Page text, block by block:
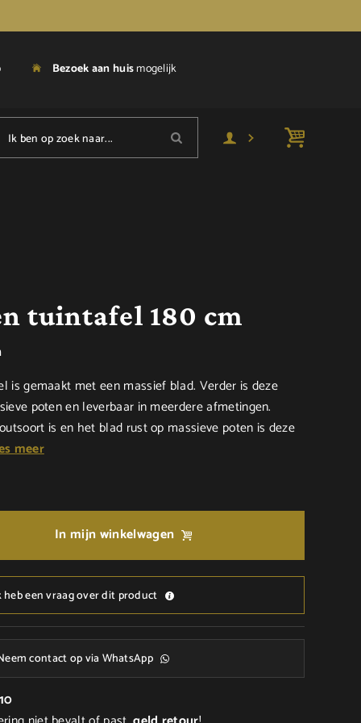
Bezoek aan huismogelijk
Ik ben op zoek naar...
tuintafel 180 cm
is gemaakt met een massief blad. Verder is deze
poten en leverbaar in meerdere afmetingen.
is en het blad rust op massieve poten is deze
meer
In mijn winkelwagen
heb een vraag over dit product
contact op via WhatsApp